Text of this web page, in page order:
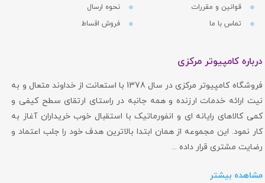
قوانین و مقررات
تماس با ما
نحوه ارسال
فروش اقساط
درباره کامپیوتر مرکزی
فروشگاه کامپیوتر مرکزی در سال 1378 با استعانت از خداوند متعال و به
نیت ارائه خدمات ارزنده و همه جانبه در راستای ارتقای سطح کیفی و
کمی کالاهای رایانه ای و انفورماتیک با استقبال خوب خریداران آغاز به
کار نمود. این مجموعه از همان ابتدا بالاترین هدف خود را جلب اعتماد و
رضایت مشتری قرار داده ...
مشاهده بیشتر